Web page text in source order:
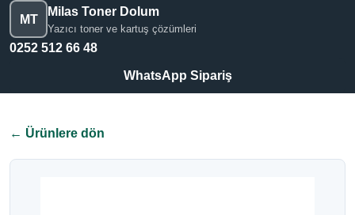
MT
Milas Toner Dolum
Yazıcı toner ve kartuş çözümleri
0252 512 66 48
WhatsApp Sipariş
← Ürünlere dön